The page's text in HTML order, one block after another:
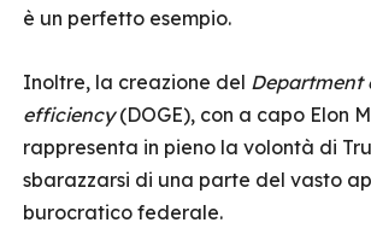
è un perfetto esempio.
Inoltre, la creazione del Department
efficiency(DOGE), con a capo Elon
rappresenta in pieno la volontà di
sbarazzarsi di una parte del vasto
burocratico federale.